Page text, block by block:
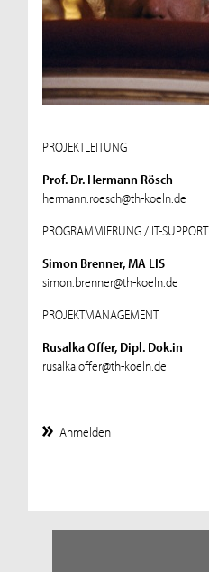
PROJEKTLEITUNG
Prof. Dr. Hermann Rösch
hermann.roesch@th-koeln.de
PROGRAMMIERUNG / IT-SUPPORT
Simon Brenner, MA LIS
simon.brenner@th-koeln.de
PROJEKTMANAGEMENT
Rusalka Offer, Dipl. Dok.in
rusalka.offer@th-koeln.de
Anmelden